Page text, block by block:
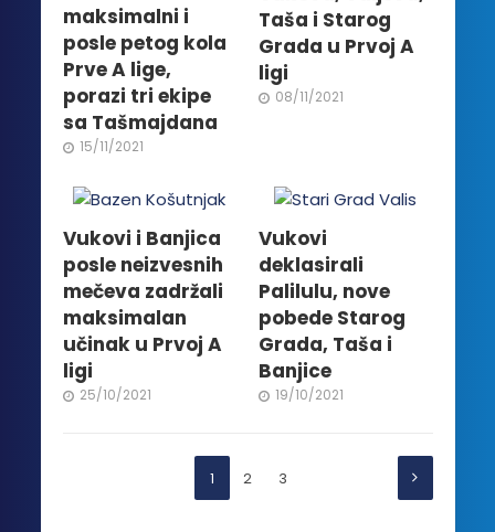
maksimalni i
posle petog kola
Prve A lige,
porazi tri ekipe
sa Tašmajdana
15/11/2021
Taša i Starog
Grada u Prvoj A
ligi
08/11/2021
Vukovi i Banjica
posle neizvesnih
mečeva zadržali
maksimalan
učinak u Prvoj A
ligi
25/10/2021
Vukovi
deklasirali
Palilulu, nove
pobede Starog
Grada, Taša i
Banjice
19/10/2021
1 2 3